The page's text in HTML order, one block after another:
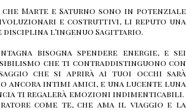
Marte e Saturno sono in potenziale
e costruttivi, li reputo una
disciplina l’ingenuo Sagittario.
bisogna spendere energie, e sei
che ti contraddistinguono con
che si aprirà ai tuoi occhi sarà
ancora intimi amici, e una lucente luna
ti regalerà emozioni indimenticabili.
come te, che ama il viaggio e la